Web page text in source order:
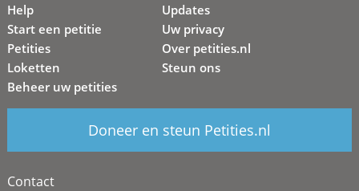
Help
Start een petitie
Petities
Loketten
Beheer uw petities
Updates
Uw privacy
Over petities.nl
Steun ons
Doneer en steun Petities.nl
Contact